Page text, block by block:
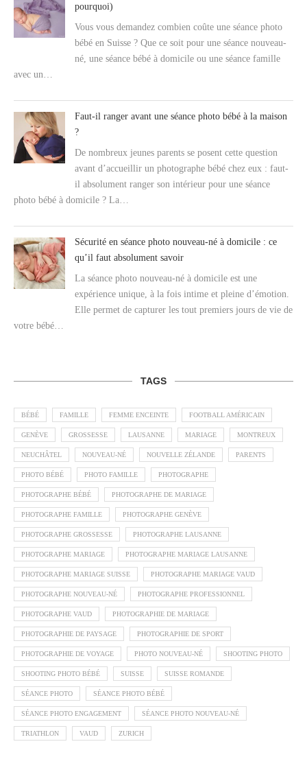
pourquoi)
Vous vous demandez combien coûte une séance photo
bébé en Suisse ? Que ce soit pour une séance nouveau-
né, une séance bébé à domicile ou une séance famille
avec un…
Faut-il ranger avant une séance photo bébé à la maison
?
De nombreux jeunes parents se posent cette question
avant d’accueillir un photographe bébé chez eux : faut-
il absolument ranger son intérieur pour une séance
photo bébé à domicile ? La…
Sécurité en séance photo nouveau-né à domicile : ce
qu’il faut absolument savoir
La séance photo nouveau-né à domicile est une
expérience unique, à la fois intime et pleine d’émotion.
Elle permet de capturer les tout premiers jours de vie de
votre bébé…
TAGS
BÉBÉ FAMILLE FEMME ENCEINTE FOOTBALL AMÉRICAIN
GENÈVE GROSSESSE LAUSANNE MARIAGE MONTREUX
NEUCHÂTEL NOUVEAU-NÉ NOUVELLE ZÉLANDE PARENTS
PHOTO BÉBÉ PHOTO FAMILLE PHOTOGRAPHE
PHOTOGRAPHE BÉBÉ PHOTOGRAPHE DE MARIAGE
PHOTOGRAPHE FAMILLE PHOTOGRAPHE GENÈVE
PHOTOGRAPHE GROSSESSE PHOTOGRAPHE LAUSANNE
PHOTOGRAPHE MARIAGE PHOTOGRAPHE MARIAGE LAUSANNE
PHOTOGRAPHE MARIAGE SUISSE PHOTOGRAPHE MARIAGE VAUD
PHOTOGRAPHE NOUVEAU-NÉ PHOTOGRAPHE PROFESSIONNEL
PHOTOGRAPHE VAUD PHOTOGRAPHIE DE MARIAGE
PHOTOGRAPHIE DE PAYSAGE PHOTOGRAPHIE DE SPORT
PHOTOGRAPHIE DE VOYAGE PHOTO NOUVEAU-NÉ SHOOTING PHOTO
SHOOTING PHOTO BÉBÉ SUISSE SUISSE ROMANDE
SÉANCE PHOTO SÉANCE PHOTO BÉBÉ
SÉANCE PHOTO ENGAGEMENT SÉANCE PHOTO NOUVEAU-NÉ
TRIATHLON VAUD ZURICH